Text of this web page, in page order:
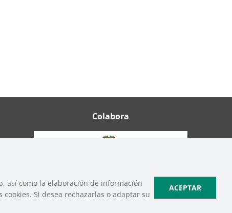
Colabora
de Cookies |Política de Privacidad de Redes Sociales
así como la elaboración de información
Si desea rechazarlas o adaptar su
ACEPTAR